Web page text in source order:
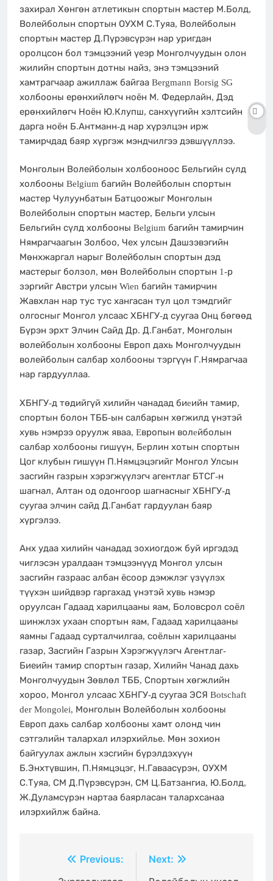
захирал Хөнгөн атлетикын спортын мастер М.Болд,
Волейболын спортын ОУХМ С.Туяа, Волейболын
спортын мастер Д.Пүрэвсүрэн нар уригдан
оролцсон бол тэмцээний үеэр Монголчуудын олон
жилийн спортын дотны найз, энэ тэмцээний
хамтрагчаар ажиллаж байгаа Bergmann Borsig SG
холбооны ерөнхийлөгч ноён М. Федерлайн, Дэд
ерөнхийлөгч Ноён Ю.Клупш, санхүүгийн хэлтсийн
дарга ноён Б.Антманн-д нар хүрэлцэн ирж
тамирчдад баяр хүргэж мэндчилгээ дэвшүүллээ.
Монголын Волейболын холбооноос Бельгийн сүлд
холбооны Belgium багийн Волейболын спортын
мастер Чулуунбатын Батцоожыг Монголын
Волейболын спортын мастер, Бельги улсын
Бельгийн сүлд холбооны Belgium багийн тамирчин
Нямрагчаагын Золбоо, Чех улсын Дашзэвэгийн
Мөнхжаргал нарыг Волейболын спортын дэд
мастерыг болзол, мөн Волейболын спортын 1-р
зэргийг Австри улсын Wien багийн тамирчин
Жавхлан нар тус тус хангасан тул цол тэмдгийг
олгосныг Монгол улсаас ХБНГУ-д суугаа Онц бөгөөд
Бүрэн эрхт Элчин Сайд Др. Д.Ганбат, Монголын
волейболын холбооны Европ дахь Монголчуудын
волейболын салбар холбооны тэргүүн Г.Нямрагчаа
нар гардууллаа.
ХБНГУ-д төдийгүй хилийн чанадад биeийн тамир,
спортын болон ТББ-ын салбарын хөгжилд үнэтэй
хувь нэмрээ оруулж яваа, Eвропын волeйболын
салбар холбооны гишүүн, Бeрлин хотын спортын
Цог клубын гишүүн П.Нямцэцэгийг Монгол Улсын
засгийн газрын хэрэгжүүлэгч агентлаг БТСГ-н
шагнал, Алтан од одонгоор шагнасныг ХБНГУ-д
суугаа элчин сайд Д.Ганбат гардуулан баяр
хүргэлээ.
Анх удаа хилийн чанадад зохиогдож буй иргэдэд
чиглэсэн уралдаан тэмцээнүүд Монгол улсын
засгийн газраас албан ёсоор дэмжлэг үзүүлэх
түүхэн шийдвэр гаргахад үнэтэй хувь нэмэр
оруулсан Гадаад харилцааны яам, Боловсрол соёл
шинжлэх ухаан спортын яам, Гадаад харилцааны
яамны Гадаад сурталчилгаа, соёлын харилцааны
газар, Засгийн Газрын Хэрэгжүүлэгч Агентлаг-
Биеийн тамир спортын газар, Хилийн Чанад дахь
Монголчуудын Зөвлөл ТББ, Спортын хөгжлийн
хороо, Монгол улсаас ХБНГУ-д суугаа ЭСЯ Botschaft
der Mongolei, Монголын Волейболын холбооны
Европ дахь салбар холбооны хамт олонд чин
сэтгэлийн талархал илэрхийлье. Мөн зохион
байгуулах ажлын хэсгийн бүрэлдэхүүн
Б.Энхтүвшин, П.Нямцэцэг, Н.Гаваасүрэн, ОУХМ
С.Туяа, СМ Д.Пүрэвсүрэн, СМ Ц.Батзангиа, Ю.Болд,
Ж.Дуламсүрэн нартаа баярласан талархсанаа
илэрхийлж байна.
Beitragsnavigation
Previous:
Next: